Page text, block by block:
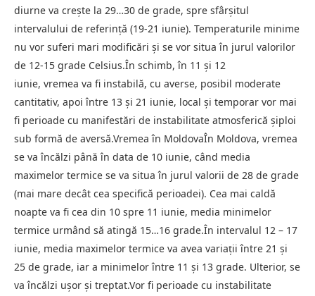
diurne va crește la 29…30 de grade, spre sfârșitul
intervalului de referință (19-21 iunie). Temperaturile minime
nu vor suferi mari modificări și se vor situa în jurul valorilor
de 12-15 grade Celsius.În schimb, în 11 și 12
iunie, vremea va fi instabilă, cu averse, posibil moderate
cantitativ, apoi între 13 și 21 iunie, local și temporar vor mai
fi perioade cu manifestări de instabilitate atmosferică șiploi
sub formă de aversă.Vremea în MoldovaÎn Moldova, vremea
se va încălzi până în data de 10 iunie, când media
maximelor termice se va situa în jurul valorii de 28 de grade
(mai mare decât cea specifică perioadei). Cea mai caldă
noapte va fi cea din 10 spre 11 iunie, media minimelor
termice urmând să atingă 15…16 grade.În intervalul 12 – 17
iunie, media maximelor termice va avea variații între 21 și
25 de grade, iar a minimelor între 11 și 13 grade. Ulterior, se
va încălzi ușor și treptat.Vor fi perioade cu instabilitate